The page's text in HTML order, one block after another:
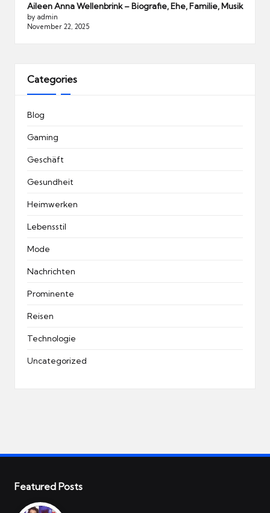
Aileen Anna Wellenbrink – Biografie, Ehe, Familie, Musik
by admin
November 22, 2025
Categories
Blog
Gaming
Geschäft
Gesundheit
Heimwerken
Lebensstil
Mode
Nachrichten
Prominente
Reisen
Technologie
Uncategorized
Featured Posts